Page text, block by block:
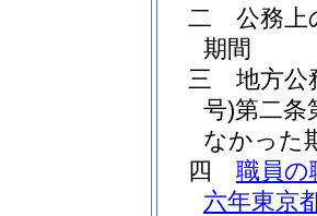
二
公務上
期間
三
地方公
号)第二条
なかった
四
職員の
六年東京